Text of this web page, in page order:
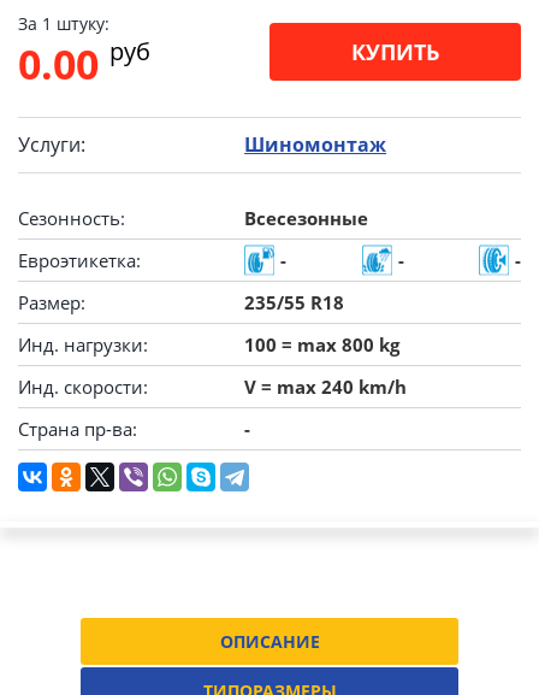
За 1 штуку:
0.00 pуб КУПИТЬ
Услуги: Шиномонтаж
Сезонность:
Всесезонные
Евроэтикетка:
- -
-
Размер:
235/55 R18
Инд. нагрузки:
100 = max 800 kg
Инд. скорости:
V = max 240 km/h
Страна пр-ва:
-
ОПИСАНИЕ
ТИПОРАЗМЕРЫ